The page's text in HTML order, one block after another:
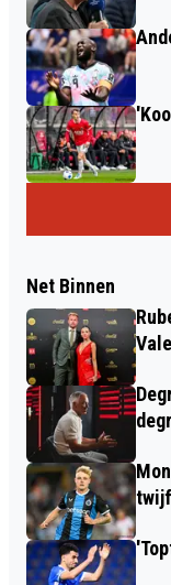
Net Binnen